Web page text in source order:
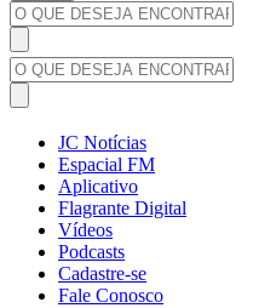
JC Notícias
Espacial FM
Aplicativo
Flagrante Digital
Vídeos
Podcasts
Cadastre-se
Fale Conosco